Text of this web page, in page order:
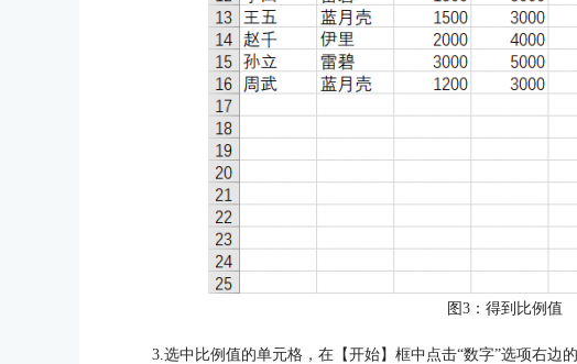
图3：得到比例值
3.选中比例值的单元格，在【开始】框中点击“数字”选项右边